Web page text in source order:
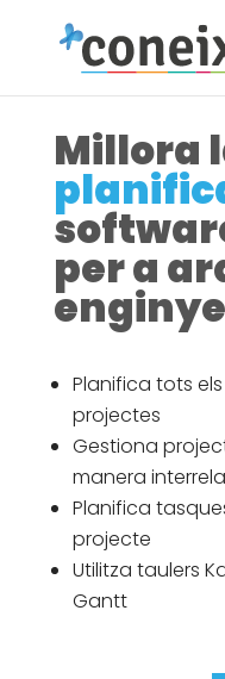
Millora
per a
Planifica tots
projectes
Gestiona
manera
Planifica
projecte
Utilitza taulers
Gantt